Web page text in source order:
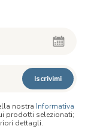
Iscrivimi
nostra Informativa
prodotti selezionati;
dettagli.